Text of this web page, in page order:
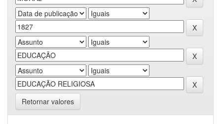
Retornar valores